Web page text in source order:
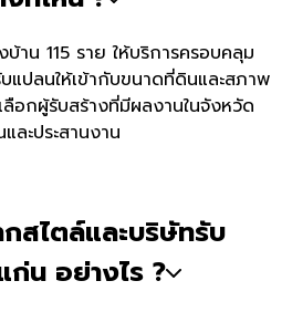
าน 115 ราย ให้บริการครอบคลุม
แปลนให้เข้ากับขนาดที่ดินและสภาพ
อกผู้รับสร้างที่มีผลงานในจังหวัด
ละประสานงาน
สไตล์และบริษัทรับ
ก่น อย่างไร ?